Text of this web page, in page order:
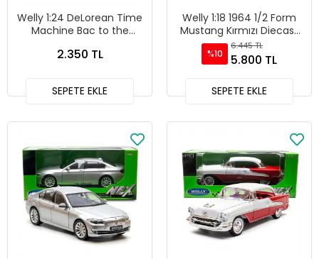
Welly 1:24 DeLorean Time
Machine Bac to the
2.350 TL
SEPETE EKLE
Welly 1:18 1964 1/2 Form
Mustang Kırmızı Diecast
Model Araba - 12519H-W
%10
6.445 TL
5.800 TL
SEPETE EKLE